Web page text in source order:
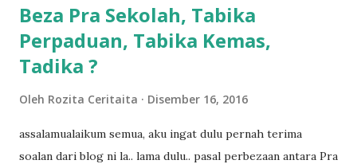
Beza Pra Sekolah, Tabika
Perpaduan, Tabika Kemas,
Tadika ?
Oleh Rozita Ceritaita Disember 16, 2016
assalamualaikum semua, aku ingat dulu pernah terima
soalan dari blog ni la.. lama dulu.. pasal perbezaan antara Pra